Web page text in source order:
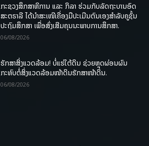
ກະຊວງສຶກສາທິການ ແລະ ກິລາ ຮ່ວມກັບລັດຖະບານອົດ
ສະຕຣາລີ ໄດ້ນຳສະເໜີເຄື່ອງມືປະເມີນຕົນເອງສຳລັບຄູຊັ້ນ
ປະຖົມສຶກສາ ເພື່ອສົ່ງເສີມຄຸນນະພາບການສຶກສາ.
06/08/2026
ຮັກສາສິ່ງແວດລ້ອມ! ບໍ່ແຮ່ໃຕ້ດິນ ຊ່ວຍຫຼຸດຜ່ອນຜົນ
ກະທົບຕໍ່ສິ່ງແວດລ້ອມໜ້າດິນຮັກສາໜ້າດິນ.
06/08/2026